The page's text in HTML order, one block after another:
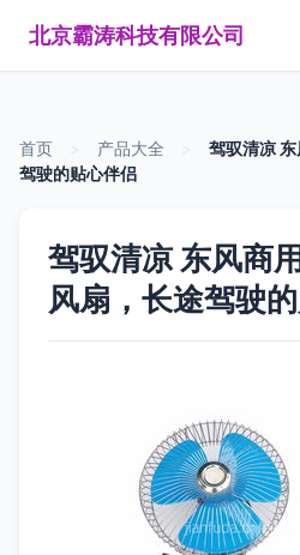
北京霸涛科技有限公司
首页 产品大全
驾驭清凉
驾驶的贴心伴侣
驾驭清凉 东风商
风扇，长途驾驶